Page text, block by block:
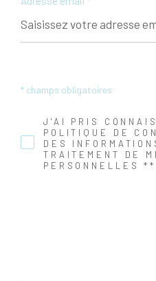
* champs obligatoires
J'AI PRIS
POLITIQUE DE
DES
TRAITEMENT DE
PERSONNELLES **